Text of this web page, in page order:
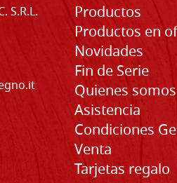
S.R.L.
Productos
Productos en
Novidades
Fin de Serie
Quienes somos
Asistencia
Condiciones
Venta
Tarjetas regalo